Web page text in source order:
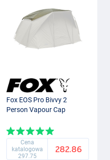
Fox EOS Pro Bivvy 2
Person Vapour Cap
Cena
katalogowa
297.75
282.86